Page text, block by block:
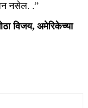
नसेल. .”
विजय, अमेरिकेच्या